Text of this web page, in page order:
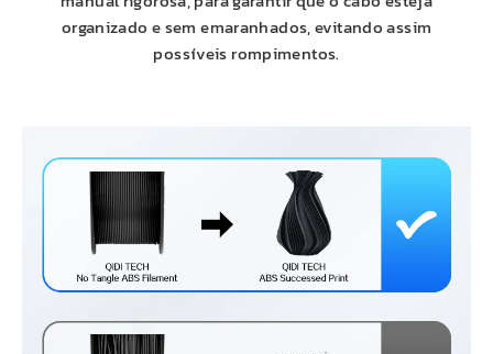
organizado e sem emaranhados, evitando assim
possíveis rompimentos.